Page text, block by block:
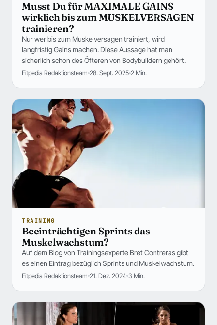
Musst Du für MAXIMALE GAINS
wirklich bis zum MUSKELVERSAGEN
trainieren?
Nur wer bis zum Muskelversagen trainiert, wird
langfristig Gains machen. Diese Aussage hat man
sicherlich schon des Öfteren von Bodybuildern gehört.
Fitpedia Redaktionsteam 28. Sept. 2025 2 Min.
TRAINING
Beeinträchtigen Sprints das
Muskelwachstum?
Auf dem Blog von Trainingsexperte Bret Contreras gibt
es einen Eintrag bezüglich Sprints und Muskelwachstum.
Fitpedia Redaktionsteam 21. Dez. 2024 3 Min.